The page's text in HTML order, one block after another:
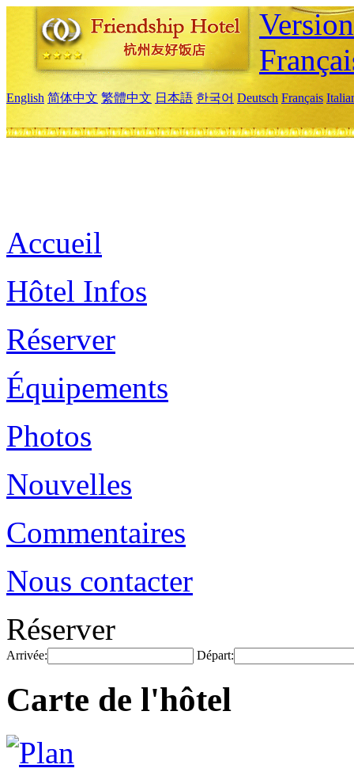
English 简体中文 繁體中文 日本語 한국어 Deutsch Français
Accueil
Hôtel Infos
Réserver
Équipements
Photos
Nouvelles
Commentaires
Nous contacter
Réserver
Arrivée: Départ:
Carte de l'hôtel